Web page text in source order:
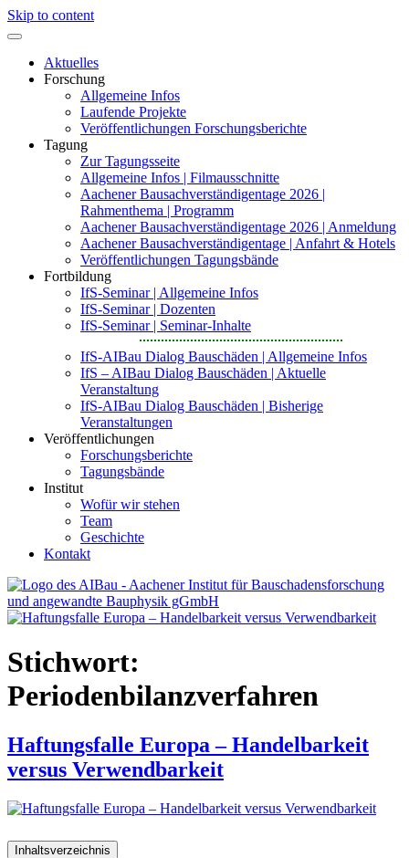
Skip to content
Aktuelles
Forschung
Allgemeine Infos
Laufende Projekte
Veröffentlichungen Forschungsberichte
Tagung
Zur Tagungsseite
Allgemeine Infos | Filmausschnitte
Aachener Bausachverständigentage 2026 |
Rahmenthema | Programm
Aachener Bausachverständigentage 2026 | Anmeldung
Aachener Bausachverständigentage | Anfahrt & Hotels
Veröffentlichungen Tagungsbände
Fortbildung
IfS-Seminar | Allgemeine Infos
IfS-Seminar | Dozenten
IfS-Seminar | Seminar-Inhalte
IfS-AIBau Dialog Bauschäden | Allgemeine Infos
IfS – AIBau Dialog Bauschäden | Aktuelle
Veranstaltung
IfS-AIBau Dialog Bauschäden | Bisherige
Veranstaltungen
Veröffentlichungen
Forschungsberichte
Tagungsbände
Institut
Wofür wir stehen
Team
Geschichte
Kontakt
angewandte Bauphysik
Stichwort:
Periodenbilanzverfahren
Haftungsfalle Europa – Handelbarkeit
versus Verwendbarkeit
Inhaltsverzeichnis